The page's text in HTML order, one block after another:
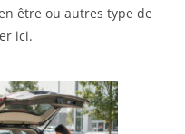
être ou autres type de
ici.